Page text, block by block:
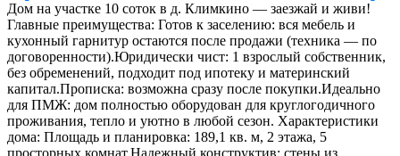
Дом на участке 10 соток в д. Климкино — заезжай и живи!
Главные преимущества: Готов к заселению: вся мебель и
кухонный гарнитур остаются после продажи (техника — по
договоренности).Юридически чист: 1 взрослый собственник,
без обременений, подходит под ипотеку и материнский
капитал.Прописка: возможна сразу после покупки.Идеально
для ПМЖ: дом полностью оборудован для круглогодичного
проживания, тепло и уютно в любой сезон. Характеристики
дома: Площадь и планировка: 189,1 кв. м, 2 этажа, 5